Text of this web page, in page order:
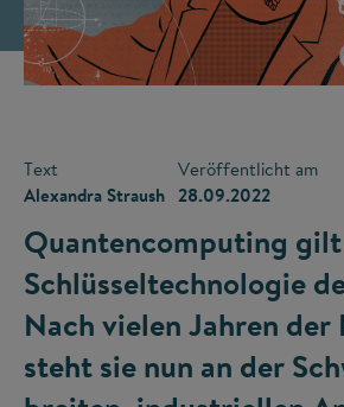
Text
Alexandra Straush
Veröffentlicht am
28.09.2022
Quantencomputing
Schlüsseltechnologie
Nach vielen Jahren der
steht sie nun an der